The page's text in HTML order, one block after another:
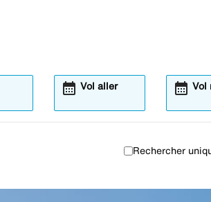
Vol aller
calendar_month Vol
calendar_month
Rechercher